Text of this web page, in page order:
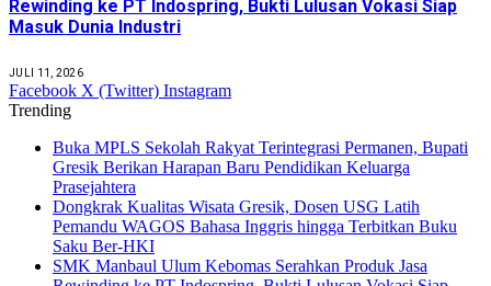
Rewinding ke PT Indospring, Bukti Lulusan Vokasi Siap
Masuk Dunia Industri
JULI 11, 2026
Facebook X (Twitter) Instagram
Trending
Buka MPLS Sekolah Rakyat Terintegrasi Permanen, Bupati
Gresik Berikan Harapan Baru Pendidikan Keluarga
Prasejahtera
Dongkrak Kualitas Wisata Gresik, Dosen USG Latih
Pemandu WAGOS Bahasa Inggris hingga Terbitkan Buku
Saku Ber-HKI
SMK Manbaul Ulum Kebomas Serahkan Produk Jasa